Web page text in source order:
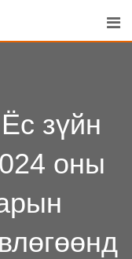
зүйн
оны